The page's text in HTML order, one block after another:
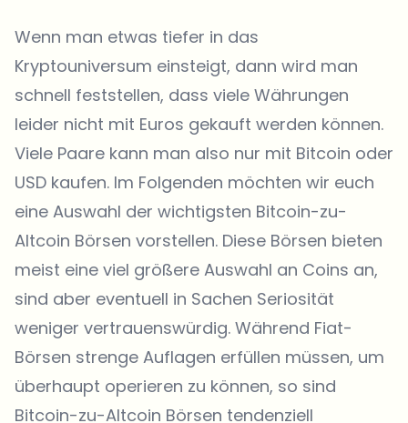
Wenn man etwas tiefer in das
Kryptouniversum einsteigt, dann wird man
schnell feststellen, dass viele Währungen
leider nicht mit Euros gekauft werden können.
Viele Paare kann man also nur mit Bitcoin oder
USD kaufen. Im Folgenden möchten wir euch
eine Auswahl der wichtigsten Bitcoin-zu-
Altcoin Börsen vorstellen. Diese Börsen bieten
meist eine viel größere Auswahl an Coins an,
sind aber eventuell in Sachen Seriosität
weniger vertrauenswürdig. Während Fiat-
Börsen strenge Auflagen erfüllen müssen, um
überhaupt operieren zu können, so sind
Bitcoin-zu-Altcoin Börsen tendenziell